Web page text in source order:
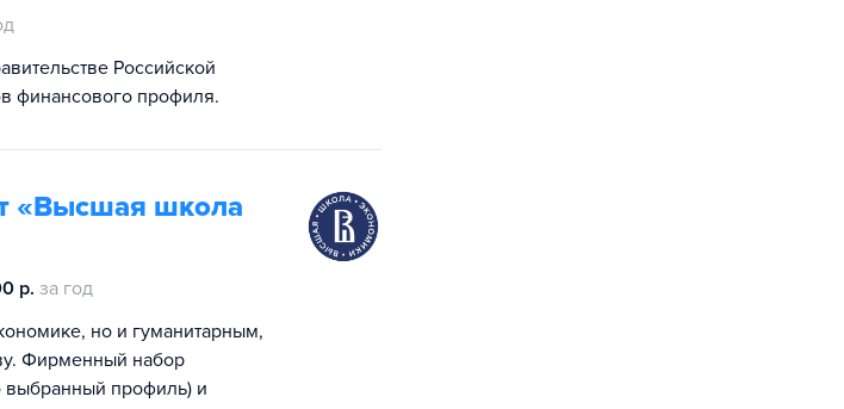
Российской
финансового профиля.
«Высшая школа
р. за год
но и гуманитарным,
Фирменный набор
выбранный профиль) и